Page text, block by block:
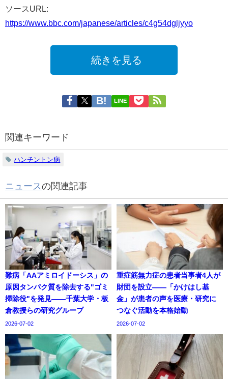
ソースURL:
https://www.bbc.com/japanese/articles/c4g54dgljyyo
続きを見る
LINE
関連キーワード
ハンチントン病
ニュースの関連記事
難病「AAアミロイドーシス」の
原因タンパク質を除去する"ゴミ
掃除役"を発見——千葉大学・板
倉教授らの研究グループ
2026-07-02
重症筋無力症の患者当事者4人が
財団を設立——「かけはし基
金」が患者の声を医療・研究に
つなぐ活動を本格始動
2026-07-02